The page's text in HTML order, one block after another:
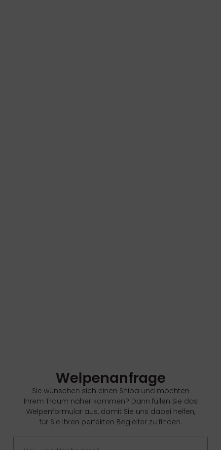
Welpenanfrage
Sie wünschen sich einen Shiba und möchten
Ihrem Traum näher kommen? Dann füllen Sie das
Welpenformular aus, damit Sie uns dabei helfen,
für Sie Ihren perfekten Begleiter zu finden.